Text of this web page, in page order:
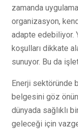
zamanda
organizasyon,
adapte edebiliyor.
koşulları dikkate
sunuyor. Bu da
Enerji sektöründe
belgesini göz
dünyada sağlıklı
geleceği için